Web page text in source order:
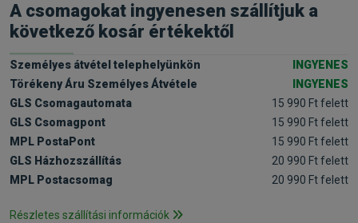
A csomagokat ingyenesen szállítjuk a
következő kosár értékektől
Személyes átvétel telephelyünkön
INGYENES
Törékeny Áru Személyes Átvétele
INGYENES
GLS Csomagautomata
15 990 Ft felett
GLS Csomagpont
15 990 Ft felett
MPL PostaPont
15 990 Ft felett
GLS Házhozszállítás
20 990 Ft felett
MPL Postacsomag
20 990 Ft felett
Részletes szállítási információk